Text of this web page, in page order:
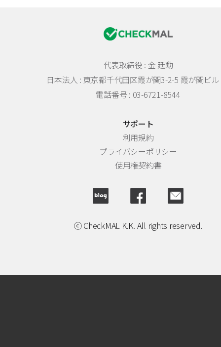
代表取締役 : 金 廷勳
日本法人 : 東京都千代田区霞が関3-2-5 霞が関ビル
電話番号 : 03-6721-8544
サポート
利用規約
プライバシーポリシー
使用権契約書
ⓒ CheckMAL K.K. All rights reserved.